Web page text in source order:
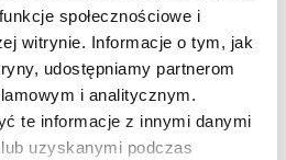
społecznościowe i
witrynie. Informacje o tym, jak
udostępniamy partnerom
i analitycznym.
te informacje z innymi danymi
uzyskanymi podczas